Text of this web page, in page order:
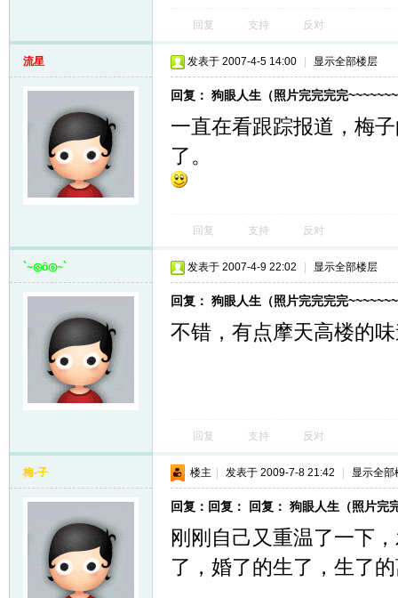
回复 支持 反对
流星 发表于 2007-4-5 14:00 显示全部楼层
回复： 狗眼人生（照片完完完完
一直在看跟踪报道，梅
了。
回复 支持 反对
`~◎ō◎~` 发表于 2007-4-9 22:02 显示全部楼层
回复： 狗眼人生（照片完完完完
不错，有点摩天高楼的
回复 支持 反对
梅-子 楼主 发表于 2009-7-8 21:42 显示全部
回复：回复： 回复： 狗眼人生（照片完
刚刚自己又重温了一下
了，婚了的生了，生了